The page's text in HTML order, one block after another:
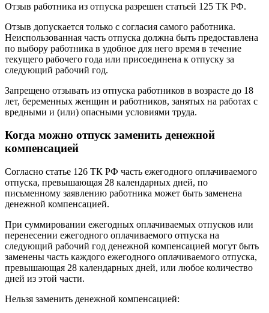
Отзыв работника из отпуска разрешен статьей 125 ТК РФ.
Отзыв допускается только с согласия самого работника.
Неиспользованная часть отпуска должна быть предоставлена
по выбору работника в удобное для него время в течение
текущего рабочего года или присоединена к отпуску за
следующий рабочий год.
Запрещено отзывать из отпуска работников в возрасте до 18
лет, беременных женщин и работников, занятых на работах с
вредными и (или) опасными условиями труда.
Когда можно отпуск заменить денежной
компенсацией
Согласно статье 126 ТК РФ часть ежегодного оплачиваемого
отпуска, превышающая 28 календарных дней, по
письменному заявлению работника может быть заменена
денежной компенсацией.
При суммировании ежегодных оплачиваемых отпусков или
перенесении ежегодного оплачиваемого отпуска на
следующий рабочий год денежной компенсацией могут быть
заменены часть каждого ежегодного оплачиваемого отпуска,
превышающая 28 календарных дней, или любое количество
дней из этой части.
Нельзя заменить денежной компенсацией: